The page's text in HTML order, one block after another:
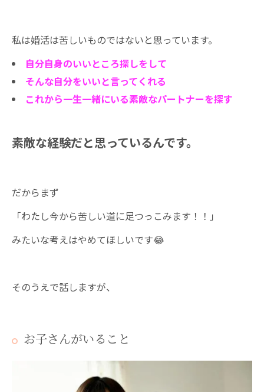
私は婚活は苦しいものではないと思っています。
自分自身のいいところ探しをして
そんな自分をいいと言ってくれる
これから一生一緒にいる素敵なパートナーを探す
素敵な経験だと思っているんです。
だからまず
「わたし今から苦しい道に足つっこみます！！」
みたいな考えはやめてほしいです😂
そのうえで話しますが、
お子さんがいること